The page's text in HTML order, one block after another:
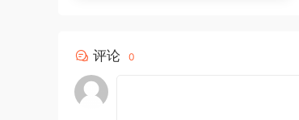
评论 0